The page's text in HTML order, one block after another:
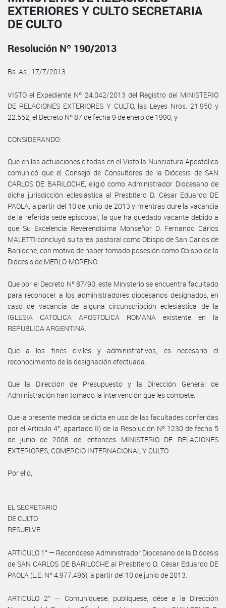
EXTERIORES Y CULTO SECRETARIA
DE CULTO
Resolución Nº 190/2013
Bs. As., 17/7/2013
VISTO el Expediente Nº 24.042/2013 del Registro del MINISTERIO
DE RELACIONES EXTERIORES Y CULTO, las Leyes Nros. 21.950 y
22.552, el Decreto Nº 87 de fecha 9 de enero de 1990, y
CONSIDERANDO:
Que en las actuaciones citadas en el Visto la Nunciatura Apostólica
comunicó que el Consejo de Consultores de la Diócesis de SAN
CARLOS DE BARILOCHE, eligió como Administrador Diocesano de
dicha jurisdicción eclesiástica al Presbítero D. César Eduardo DE
PAOLA, a partir del 10 de junio de 2013 y mientras dure la vacancia
de la referida sede episcopal, la que ha quedado vacante debido a
que Su Excelencia Reverendísima Monseñor D. Fernando Carlos
MALETTI concluyó su tarea pastoral como Obispo de San Carlos de
Bariloche, con motivo de haber tomado posesión como Obispo de la
Diócesis de MERLO-MORENO.
Que por el Decreto Nº 87/90, este Ministerio se encuentra facultado
para reconocer a los administradores diocesanos designados, en
caso de vacancia de alguna circunscripción eclesiástica de la
IGLESIA CATOLICA APOSTOLICA ROMANA existente en la
REPUBLICA ARGENTINA.
Que a los fines civiles y administrativos, es necesario el
reconocimiento de la designación efectuada.
Que la Dirección de Presupuesto y la Dirección General de
Administración han tomado la intervención que les compete.
Que la presente medida se dicta en uso de las facultades conferidas
por el Artículo 4°, apartado II) de la Resolución Nº 1230 de fecha 5
de junio de 2008 del entonces MINISTERIO DE RELACIONES
EXTERIORES, COMERCIO INTERNACIONAL Y CULTO.
Por ello,
EL SECRETARIO
DE CULTO
RESUELVE:
ARTICULO 1° — Reconócese Administrador Diocesano de la Diócesis
de SAN CARLOS DE BARILOCHE al Presbítero D. César Eduardo DE
PAOLA (L.E. Nº 4.977.496), a partir del 10 de junio de 2013.
ARTICULO 2° — Comuníquese, publíquese, dése a la Dirección